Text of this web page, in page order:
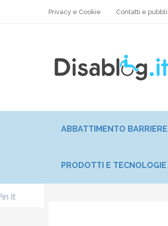
Privacy e Cookie Contatti e
ABBATTIMENTO BARRIERE
PRODOTTI E TECNOLOGIE
It